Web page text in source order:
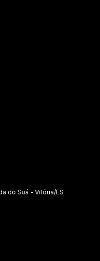
do Suá - Vitória/ES